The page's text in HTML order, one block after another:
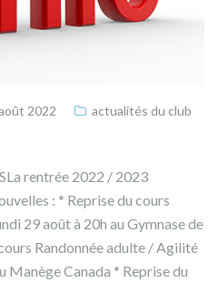
2022
actualités du club
rentrée 2022 / 2023
: * Reprise du cours
29 août à 20h au Gymnase de
Randonnée adulte / Agilité
Manège Canada * Reprise du